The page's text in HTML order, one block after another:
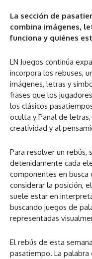
La sección de
combina imágenes,
funciona y quiénes
LN Juegos continúa
incorpora los rebuses,
imágenes, letras y
frases que los
los clásicos
oculta y Panal de
creatividad y al
Para resolver un rebús,
detenidamente cada
componentes en busca
considerar la posición,
suele estar en
buscando juegos de
representadas
El rebús de esta
pasatiempo. La palabra